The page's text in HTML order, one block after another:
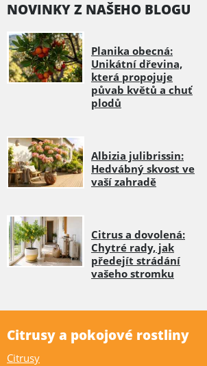
NOVINKY Z NAŠEHO BLOGU
Planika obecná:
Unikátní dřevina,
která propojuje
půvab květů a chuť
plodů
Albizia julibrissin:
Hedvábný skvost ve
vaší zahradě
Citrus a dovolená:
Chytré rady, jak
předejít strádání
vašeho stromku
Citrusy a pokojové rostliny
Citrusy